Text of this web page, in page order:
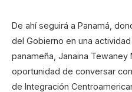
De ahí seguirá a Panamá,
del Gobierno en una
panameña, Janaina Tewaney
oportunidad de conversar
de Integración